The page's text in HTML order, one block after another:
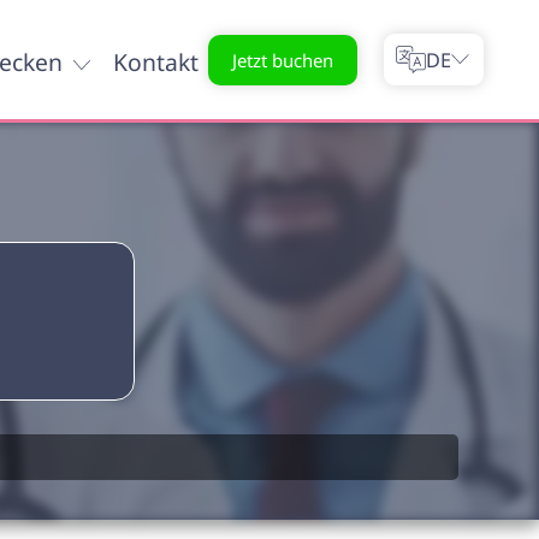
Kontakt Jetzt buchen DE